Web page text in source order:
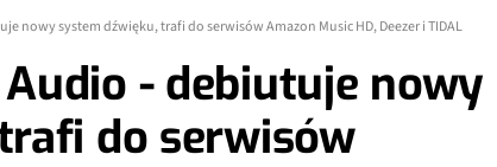
nowy system dźwięku, trafi do serwisów Amazon Music HD, Deezer i TIDAL
- debiutuje nowy
do serwisów